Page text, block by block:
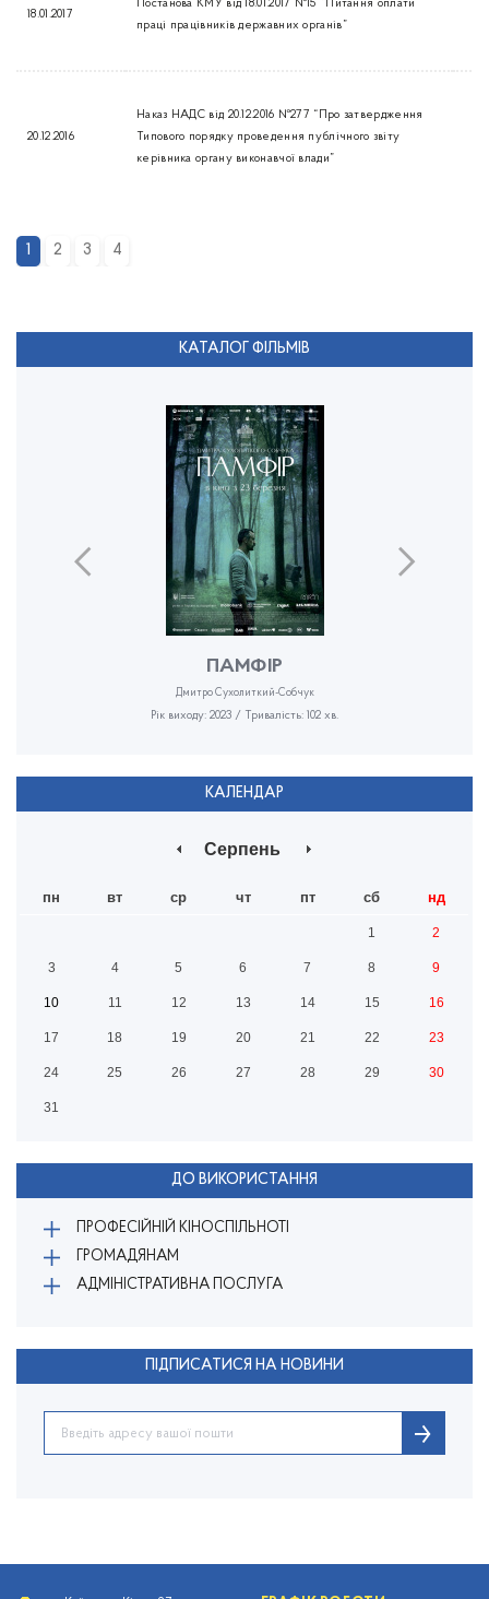
18.01.2017
Постанова КМУ від 18.01.2017 №15 “Питання оплати
праці працівників державних органів”
20.12.2016
Наказ НАДС від 20.12.2016 №277 “Про затвердження
Типового порядку проведення публічного звіту
керівника органу виконавчої влади”
1 2 3 4
КАТАЛОГ ФІЛЬМІВ
ПАМФІР
Дмитро Сухолиткий-Собчук
Рік виходу: 2023 / Тривалість: 102 хв.
КАЛЕНДАР
Серпень
пн вт ср чт пт сб нд
1 2
3 4 5 6 7 8 9
10 11 12 13 14 15 16
17 18 19 20 21 22 23
24 25 26 27 28 29 30
31
ДО ВИКОРИСТАННЯ
ПРОФЕСІЙНІЙ КІНОСПІЛЬНОТІ
ГРОМАДЯНАМ
АДМІНІСТРАТИВНА ПОСЛУГА
ПІДПИСАТИСЯ НА НОВИНИ